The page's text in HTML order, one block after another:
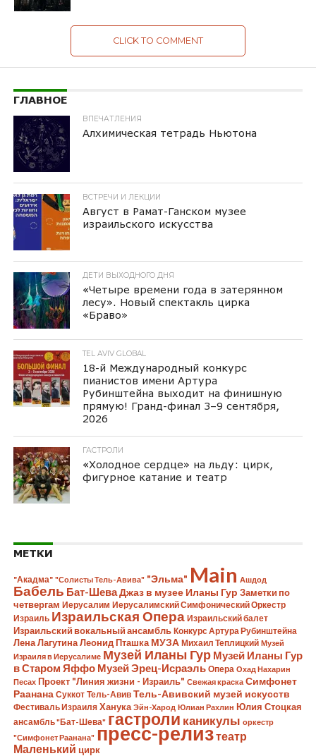
CLICK TO COMMENT
ГЛАВНОЕ
ВПЕЧАТЛЕНИЯ
Алхимическая тетрадь Ньютона
ВСТРЕЧИ И ЛЕКЦИИ
Август в Рамат-Ганском музее
израильского искусства
ДЕТИ ВЫХОДНОГО ДНЯ
«Четыре времени года в затерянном
лесу». Новый спектакль цирка
«Браво»
TEL AVIV GLOBAL
18-й Международный конкурс
пианистов имени Артура
Рубинштейна выходит на финишную
прямую! Гранд-финал 3–9 сентября,
2026
ГАСТРОЛИ
«Холодное сердце» на льду: цирк,
фигурное катание и театр
МЕТКИ
"Акадма" "Солисты Тель-Авива" "Эльма" Main Ашдод
Бабель Бат-ШеваДжаз в музее Иланы Гур Заметки по
четвергам Иерусалим Иерусалимский Симфонический Оркестр
Израиль Израильская Опера Израильский балет
Израильский вокальный ансамбль Конкурс Артура Рубинштейна
Лена Лагутина Леонид Пташка МУЗА Михаил Теплицкий Музей
Израиля в Иерусалиме Музей Иланы Гур Музей Иланы Гур
в Старом Яффо Музей Эрец-Исраэль Опера Охад Нахарин
Песах Проект "Линия жизни - Израиль" Свежая краска Симфонет
Раанана Суккот Тель-Авив Тель-Авивский музей искусств
Фестиваль Израиля Ханука Эйн-Харод Юлиан Рахлин Юлия Стоцкая
ансамбль "Бат-Шева" гастроли каникулы оркестр
"Симфонет Раанана" пресс-релизтеатр
Маленький цирк